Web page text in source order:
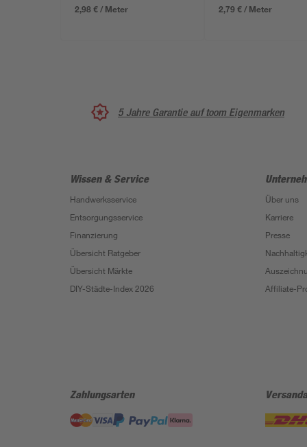
2,98 € / Meter 2,79 € / Meter
5 Jahre Garantie auf toom Eigenmarken
Wissen & Service
Handwerksservice
Entsorgungsservice
Finanzierung
Übersicht Ratgeber
Übersicht Märkte
DIY-Städte-Index 2026
Über uns
Karriere
Presse
Affiliate-
Zahlungsarten